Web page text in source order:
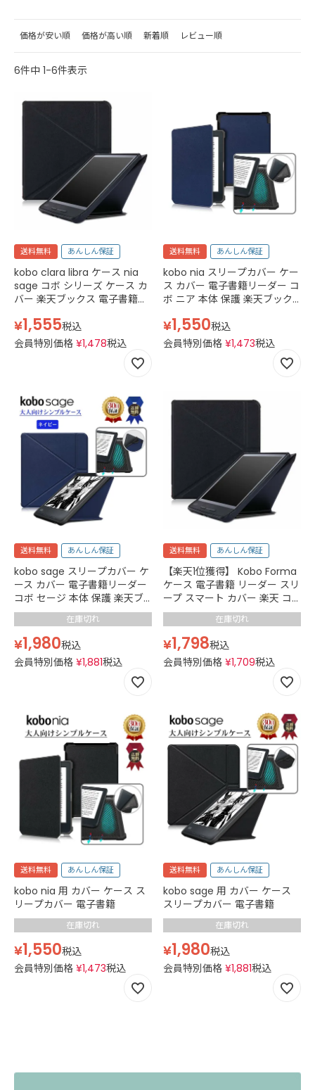
価格が安い順 価格が高い順 新着順 レビュー順
6件中 1-6件表示
送料無料 あんしん保証
kobo clara libra ケース nia
sage コボ シリーズ ケース カ
バー 楽天ブックス 電子書籍リ
護 スタンド マグネット ブラッ
ク ネイビー
¥1,555税込
会員特別価格 ¥1,478税込
送料無料 あんしん保証
kobo nia スリープカバー ケー
ス カバー 電子書籍リーダー コ
ボ ニア 本体 保護 楽天ブック
タブレット ケース 6インチ 薄
型 軽量 ネイビー 紺
¥1,550税込
会員特別価格 ¥1,473税込
送料無料 あんしん保証
kobo sage スリープカバー ケ
ース カバー 電子書籍リーダー
コボ セージ 本体 保護 楽天ブ
ックス オートスリープ マグネ
ットタブレット ケース 8イン
チ 薄型 軽量 ネイビー 紺
在庫切れ
¥1,980税込
会員特別価格 ¥1,881税込
送料無料 あんしん保証
【楽天1位獲得】 Kobo Forma
ケース 電子書籍 リーダー スリ
ープ スマート カバー 楽天 コ
ボ RAKUTEN Book 画面を守る
フラップ 薄型 落下防止 軽量
オート スリープ 傷をつけない
レザー加工 TPU Black 黒
在庫切れ
¥1,798税込
会員特別価格 ¥1,709税込
送料無料 あんしん保証
kobo nia 用 カバー ケース ス
リープカバー 電子書籍
在庫切れ
¥1,550税込
会員特別価格 ¥1,473税込
送料無料 あんしん保証
kobo sage 用 カバー ケース
スリープカバー 電子書籍
在庫切れ
¥1,980税込
会員特別価格 ¥1,881税込